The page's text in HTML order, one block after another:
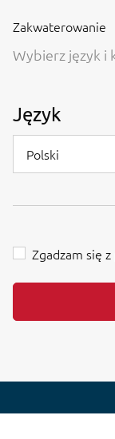
Zakwaterowanie
Wybierz język i
Język
Polski
Zgadzam się z